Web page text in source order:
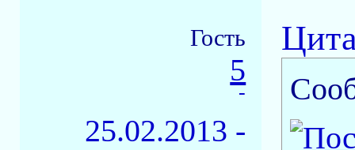
Гость
5
-
25.02.2013 -